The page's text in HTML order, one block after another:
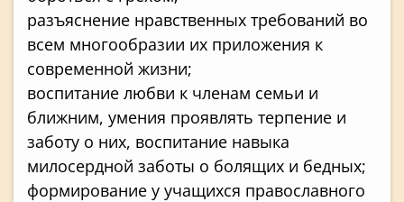
разъяснение нравственных требований во
всем многообразии их приложения к
современной жизни;
воспитание любви к членам семьи и
ближним, умения проявлять терпение и
заботу о них, воспитание навыка
милосердной заботы о болящих и бедных;
формирование у учащихся православного